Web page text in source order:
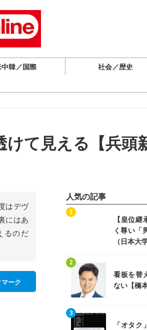
中韓／国際 社会／歴史
て見える【兵頭
はデヴ
にはあ
るのだ
ーク
人気の記事
【皇位
く尊い
（日本大
1
看板を替
ない【橋
2
「オタ
3